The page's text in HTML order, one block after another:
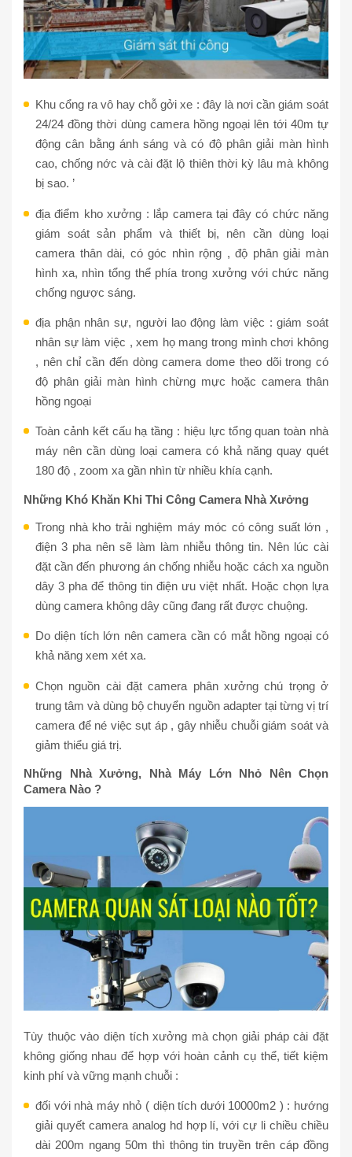
Khu cổng ra vô hay chỗ gởi xe : đây là nơi cần giám soát
24/24 đồng thời dùng camera hồng ngoại lên tới 40m tự
động cân bằng ánh sáng và có độ phân giải màn hình
cao, chống nớc và cài đặt lộ thiên thời kỳ lâu mà không
bị sao. ’
địa điểm kho xưởng : lắp camera tại đây có chức năng
giám soát sản phẩm và thiết bị, nên cần dùng loại
camera thân dài, có góc nhìn rộng , độ phân giải màn
hình xa, nhìn tổng thể phía trong xưởng với chức năng
chống ngược sáng.
địa phận nhân sự, người lao động làm việc : giám soát
nhân sự làm việc , xem họ mang trong mình chơi không
, nên chỉ cần đến dòng camera dome theo dõi trong có
độ phân giải màn hình chừng mực hoặc camera thân
hồng ngoại
Toàn cảnh kết cấu hạ tầng : hiệu lực tổng quan toàn nhà
máy nên cần dùng loại camera có khả năng quay quét
180 độ , zoom xa gần nhìn từ nhiều khía cạnh.
Những Khó Khăn Khi Thi Công Camera Nhà Xưởng
Trong nhà kho trải nghiệm máy móc có công suất lớn ,
điện 3 pha nên sẽ làm làm nhiễu thông tin. Nên lúc cài
đặt cần đến phương án chống nhiễu hoặc cách xa nguồn
dây 3 pha để thông tin điện ưu việt nhất. Hoặc chọn lựa
dùng camera không dây cũng đang rất được chuộng.
Do diện tích lớn nên camera cần có mắt hồng ngoại có
khả năng xem xét xa.
Chọn nguồn cài đặt camera phân xưởng chú trọng ở
trung tâm và dùng bộ chuyển nguồn adapter tại từng vị trí
camera để né việc sụt áp , gây nhiễu chuỗi giám soát và
giảm thiểu giá trị.
Những Nhà Xưởng, Nhà Máy Lớn Nhỏ Nên Chọn
Camera Nào ?
Tùy thuộc vào diện tích xưởng mà chọn giải pháp cài đặt
không giống nhau để hợp với hoàn cảnh cụ thể, tiết kiệm
kinh phí và vững mạnh chuỗi :
đối với nhà máy nhỏ ( diện tích dưới 10000m2 ) : hướng
giải quyết camera analog hd hợp lí, với cự li chiều chiều
dài 200m ngang 50m thì thông tin truyền trên cáp đồng